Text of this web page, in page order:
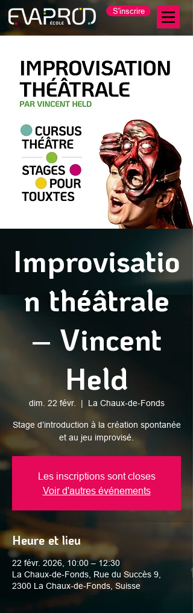
S'inscrire
Improvisatio
n théâtrale
– Vincent
Held
dim. 22 févr.
  |
La Chaux-de-Fonds
Stage d’introduction à la création spontanée
et au jeu improvisé.
Les inscriptions sont closes
Voir d'autres événements
Heure et lieu
22 févr. 2026, 10:00 – 12:30
La Chaux-de-Fonds, Rue du Succès 9,
2300 La Chaux-de-Fonds, Suisse